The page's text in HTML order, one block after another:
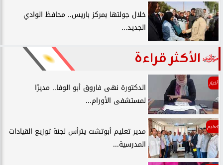
خلال جولتها بمركز باريس.. محافظ الوادي
الجديد...
الأكثر قراءة
أخبار
الدكتورة نهى فاروق أبو الوفا.. مديرًا
لمستشفى الأورام...
تعليم
مدير تعليم أبوتشت يترأس لجنة توزيع القيادات
المدرسية...